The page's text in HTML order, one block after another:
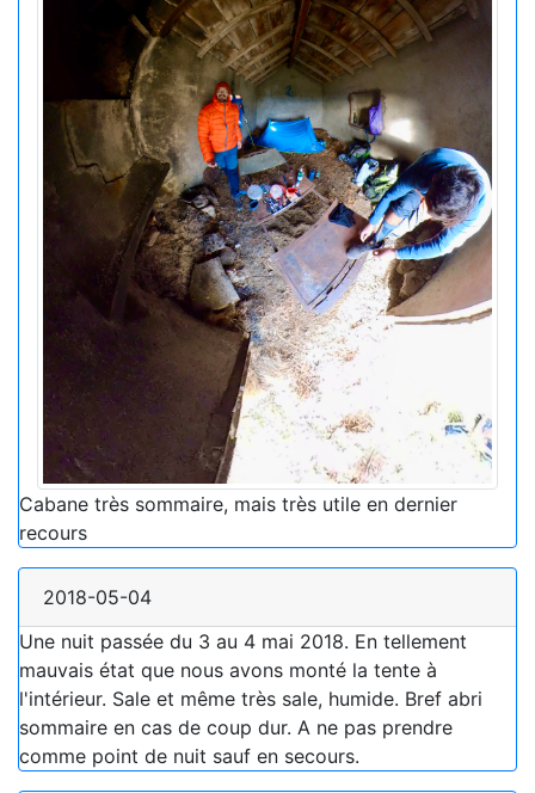
Cabane très sommaire, mais très utile en dernier
recours
2018-05-04
Une nuit passée du 3 au 4 mai 2018. En tellement
mauvais état que nous avons monté la tente à
l'intérieur. Sale et même très sale, humide. Bref abri
sommaire en cas de coup dur. A ne pas prendre
comme point de nuit sauf en secours.